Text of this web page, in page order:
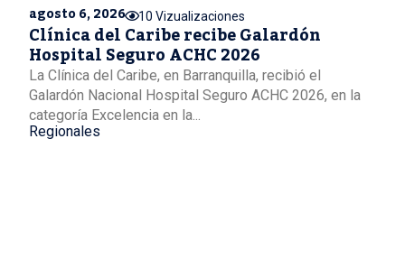
agosto 6, 2026 10 Vizualizaciones
Clínica del Caribe recibe Galardón
Hospital Seguro ACHC 2026
La Clínica del Caribe, en Barranquilla, recibió el
Galardón Nacional Hospital Seguro ACHC 2026, en la
categoría Excelencia en la...
Regionales